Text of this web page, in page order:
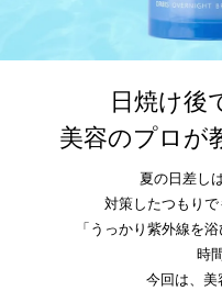
日焼け後
美容のプロが
夏の日差し
対策したつもり
「うっかり紫外線を
時
今回は、美